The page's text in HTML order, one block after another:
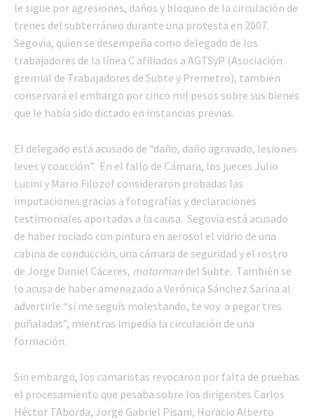
le sigue por agresiones, daños y bloqueo de la circulación de
trenes del subterráneo durante una protesta en 2007.
Segovia, quien se desempeña como delegado de los
trabajadores de la línea C afiliados a AGTSyP (Asociación
gremial de Trabajadores de Subte y Premetro), también
conservará el embargo por cinco mil pesos sobre sus bienes
que le había sido dictado en instancias previas.
El delegado está acusado de “daño, daño agravado, lesiones
leves y coacción”. En el fallo de Cámara, los jueces Julio
Lucini y Mario Filozof consideraron probadas las
imputaciones gracias a fotografías y declaraciones
testimoniales aportadas a la causa. Segovia está acusado
de haber rociado con pintura en aerosol el vidrio de una
cabina de conducción, una cámara de seguridad y el rostro
de Jorge Daniel Cáceres, motorman del Subte. También se
lo acusa de haber amenazado a Verónica Sánchez Sarina al
advertirle “si me seguís molestando, te voy a pegar tres
puñaladas”, mientras impedía la circulación de una
formación.
Sin embargo, los camaristas revocaron por falta de pruebas
el procesamiento que pesaba sobre los dirigentes Carlos
Héctor TAborda, Jorge Gabriel Pisani, Horacio Alberto